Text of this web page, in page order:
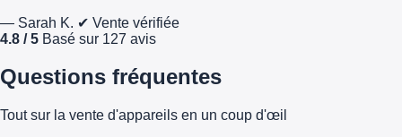
— Sarah K. ✔ Vente vérifiée
4.8 / 5 Basé sur 127 avis
Questions fréquentes
Tout sur la vente d'appareils en un coup d'œil